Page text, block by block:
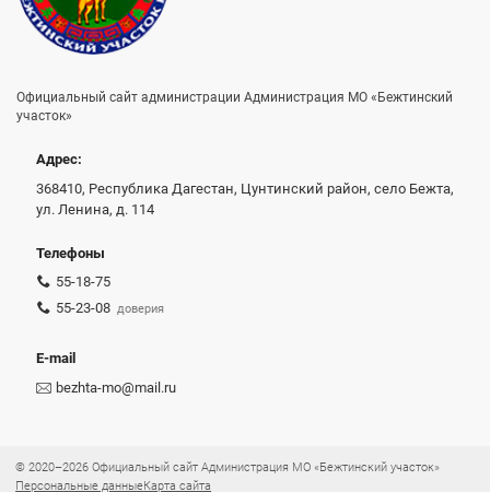
Официальный сайт администрации Администрация МО «Бежтинский
участок»
Адрес:
368410, Республика Дагестан, Цунтинский район, село Бежта,
ул. Ленина, д. 114
Телефоны
55-18-75
55-23-08 доверия
E-mail
bezhta-mo@mail.ru
© 2020–2026 Официальный сайт Администрация МО «Бежтинский участок»
Персональные данныеКарта сайта